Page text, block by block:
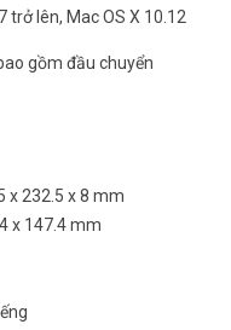
trở lên, Mac OS X 10.12
gồm đầu chuyển
x 232.5 x 8 mm
x 147.4 mm